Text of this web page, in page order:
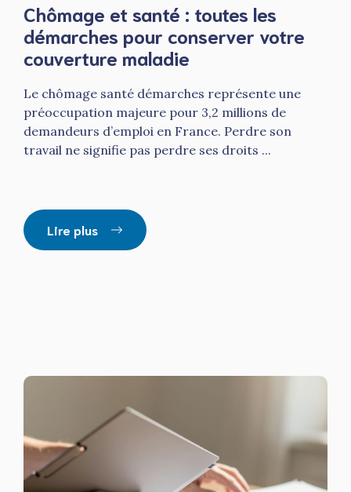
Chômage et santé : toutes les
démarches pour conserver votre
couverture maladie
Le chômage santé démarches représente une
préoccupation majeure pour 3,2 millions de
demandeurs d’emploi en France. Perdre son
travail ne signifie pas perdre ses droits ...
Lire plus